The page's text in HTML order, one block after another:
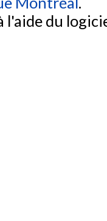
l'aide du